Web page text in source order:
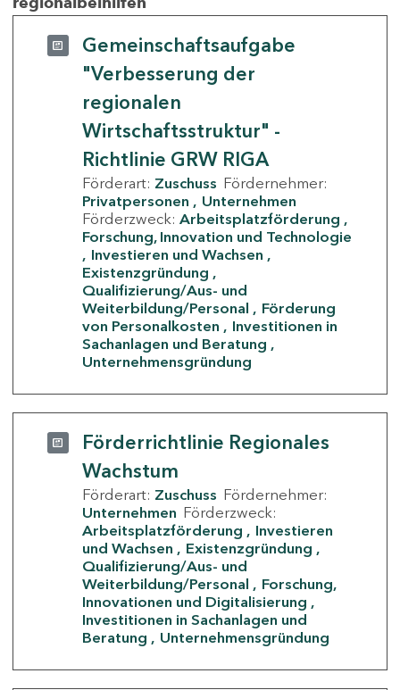
Gemeinschaftsaufgabe
"Verbesserung der
regionalen
Wirtschaftsstruktur" -
Richtlinie GRW RIGA
Förderart: Zuschuss Fördernehmer:
Privatpersonen
Unternehmen
Förderzweck: Arbeitsplatzförderung
Forschung, Innovation und Technologie
Investieren und Wachsen
Existenzgründung
Qualifizierung/Aus- und
Weiterbildung/Personal
Förderung
von Personalkosten
Investitionen in
Sachanlagen und Beratung
Unternehmensgründung
Förderrichtlinie Regionales
Wachstum
Förderart: Zuschuss Fördernehmer:
Unternehmen Förderzweck:
Arbeitsplatzförderung
Investieren
und Wachsen
Existenzgründung
Qualifizierung/Aus- und
Weiterbildung/Personal
Forschung,
Innovationen und Digitalisierung
Investitionen in Sachanlagen und
Beratung
Unternehmensgründung